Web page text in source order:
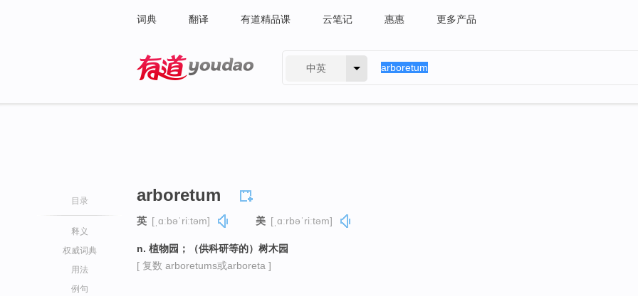
词典 翻译 有道精品课 云笔记 惠惠 更多产品
中英
目录
释义
权威词典
用法
例句
arboretum
英 [ˌɑːbəˈriːtəm] 美 [ˌɑːrbəˈriːtəm]
n. 植物园；（供科研等的）树木园
[ 复数 arboretums或arboreta ]